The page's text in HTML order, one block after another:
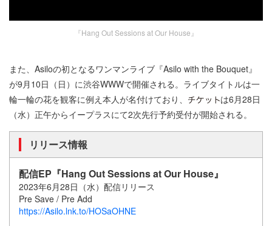
『Hang Out Sessions at Our House』
また、Asiloの初となるワンマンライブ『Asilo with the Bouquet』
が9月10日（日）に渋谷WWWで開催される。ライブタイトルは一
輪一輪の花を観客に例え本人が名付けており、
は6月28日
（水）正午からイープラスにて2次先行予約受付が開始される。
リリース情報
配信EP『Hang Out Sessions at Our House』
2023年6月28日（水）配信リリース
Pre Save / Pre Add
https://Asilo.lnk.to/HOSaOHNE